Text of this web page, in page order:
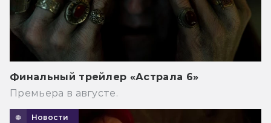
Финальный трейлер «Астрала 6»
Премьера в августе.
Новости